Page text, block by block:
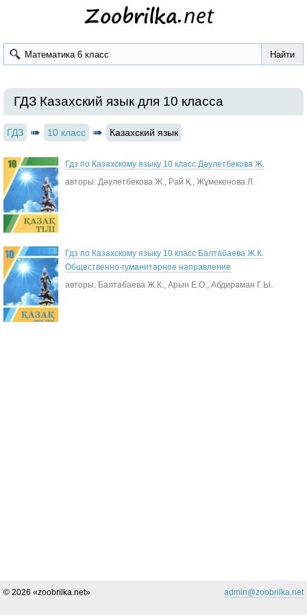
ГДЗ Казахский язык для 10 класса
ГДЗ 10 класс Казахский язык
Гдз по Казахскому языку 10 класс Дәулетбекова Ж.
авторы: Дәулетбекова Ж., Рай Қ., Жұмекенова Л.
Гдз по Казахскому языку 10 класс Балтабаева Ж.К.
Общественно-гуманитарное направление
авторы: Балтабаева Ж.К., Арын Е.О., Абдираман Г.Ы.
© 2026 «zoobrilka.net» admin@zoobrilka.net